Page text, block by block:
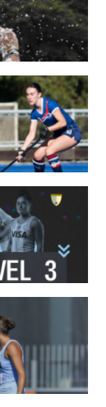
P...
ventanas de Pro
los mejores clubes del
durante 5 días en